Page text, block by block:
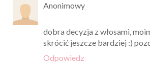
Anonimowy
dobra decyzja z włosami,
skrócić jeszcze bardziej :)
Odpowiedz